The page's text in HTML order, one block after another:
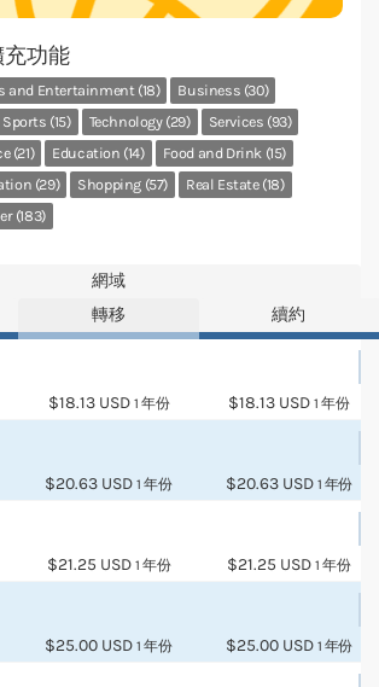
功能
and Entertainment (18)
Business (30)
Sports (15) Technology (29)
Services (93)
(21)
Education (14)
Food and Drink (15)
(29)
Shopping (57)
Real Estate (18)
(183)
網域
轉移 續約
$18.13 USD 1 年份 $18.13 USD 1 年份
$20.63 USD 1 年份 $20.63 USD 1 年份
$21.25 USD 1 年份 $21.25 USD 1 年份
$25.00 USD 1 年份 $25.00 USD 1 年份